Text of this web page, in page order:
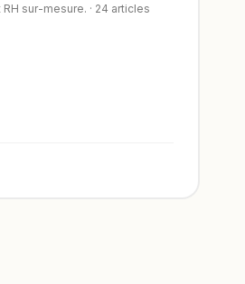
sur-mesure. · 24 articles